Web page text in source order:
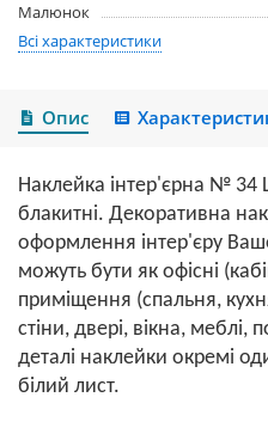
Малюнок
Всі характеристики
Опис
Наклейка інтер'єрна № 34
блакитні. Декоративна
оформлення інтер'єру
можуть бути як офісні
приміщення (спальня,
стіни, двері, вікна, меблі,
деталі наклейки окремі
білий лист.